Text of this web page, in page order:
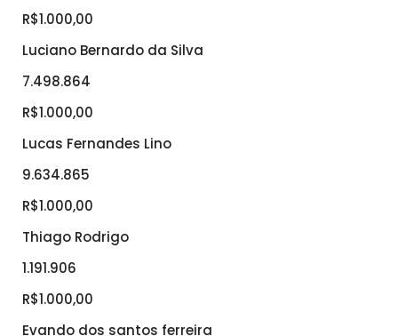
R$1.000,00
Luciano Bernardo da Silva
7.498.864
R$1.000,00
Lucas Fernandes Lino
9.634.865
R$1.000,00
Thiago Rodrigo
1.191.906
R$1.000,00
Evando dos santos ferreira